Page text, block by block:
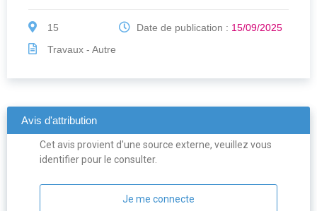
15
Travaux - Autre
Date de publication : 15/09/2025
Avis d'attribution
Cet avis provient d'une source externe, veuillez vous
identifier pour le consulter.
Je me connecte